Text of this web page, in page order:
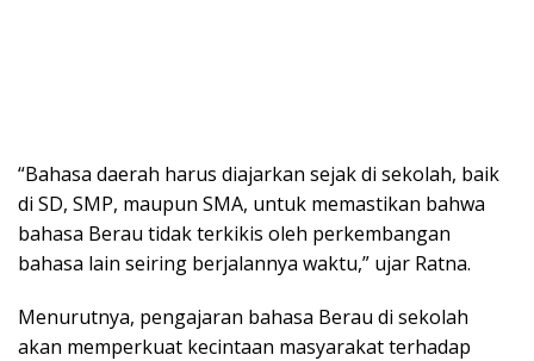
“Bahasa daerah harus diajarkan sejak di sekolah, baik
di SD, SMP, maupun SMA, untuk memastikan bahwa
bahasa Berau tidak terkikis oleh perkembangan
bahasa lain seiring berjalannya waktu,” ujar Ratna.
Menurutnya, pengajaran bahasa Berau di sekolah
akan memperkuat kecintaan masyarakat terhadap